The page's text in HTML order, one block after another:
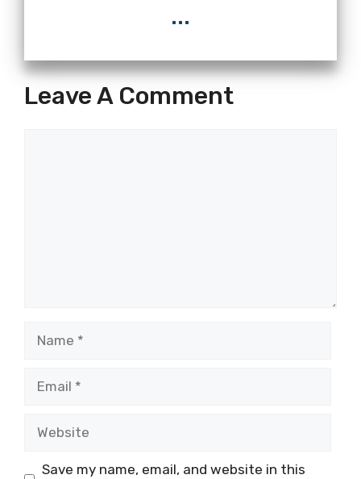
...
Leave A Comment
Save my name, email, and website in this